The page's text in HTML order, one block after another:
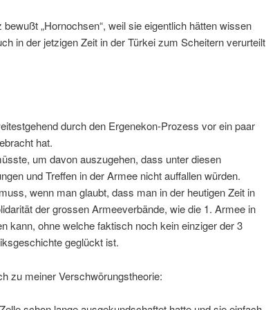
„Hornochsen“, weil sie eigentlich hätten wissen
in der jetzigen Zeit in der Türkei zum Scheitern verurteilt
durch den Ergenekon-Prozess vor ein paar
hat.
um davon auszugehen, dass unter diesen
und Treffen in der Armee nicht auffallen würden.
wenn man glaubt, dass man in der heutigen Zeit in
der grossen Armeeverbände, wie die 1. Armee in
kann, ohne welche faktisch noch kein einziger der 3
geglückt ist.
zu meiner Verschwörungstheorie: